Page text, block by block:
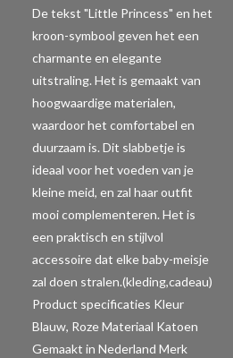
De tekst "Little Princess" en het
kroon-symbool geven het een
charmante en elegante
uitstraling. Het is gemaakt van
hoogwaardige materialen,
waardoor het comfortabel en
duurzaam is. Dit slabbetje is
ideaal voor het voeden van je
kleine meid, en zal haar outfit
mooi complementeren. Het is
een praktisch en stijlvol
accessoire dat elke baby-meisje
zal doen stralen.(kleding,cadeau)
Product specificaties Kleur
Blauw, Roze Materiaal Katoen
Gemaakt in Nederland Merk